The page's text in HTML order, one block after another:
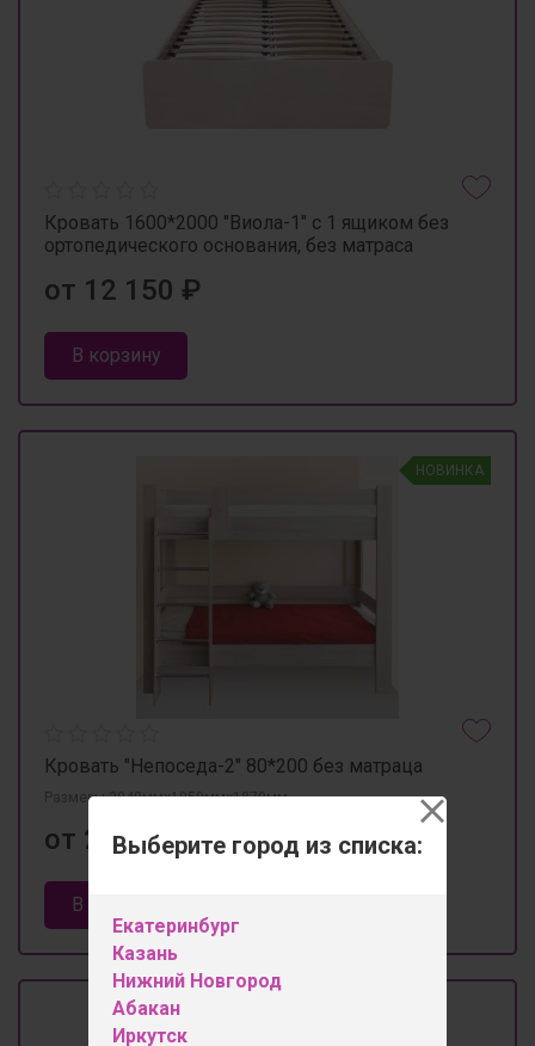
Выберите город из списка:
Екатеринбург
Казань
Нижний Новгород
Абакан
Иркутск
Кровать 1600*2000 "Виола-1" с 1 ящиком без
ортопедического основания, без матраса
от 12 150 ₽
В корзину
НОВИНКА
Кровать "Непоседа-2" 80*200 без матраца
Размеры 2040мм×1050мм×1870мм
от 23 200 ₽
В корзину